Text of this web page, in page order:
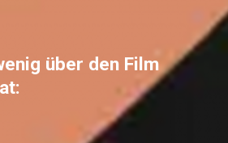
über den Film